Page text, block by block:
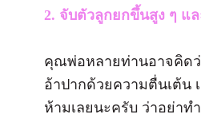
2. จับตัวลูกยกขึ้นสูง ๆ แล
คุณพ่อหลายท่านอาจคิดว่
อ้าปากด้วยความตื่นเต้น
ห้ามเลยนะครับ ว่าอย่าท